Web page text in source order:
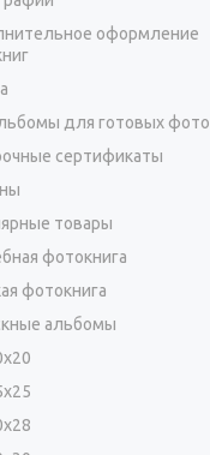
оформление
для готовых фото
сертификаты
товары
фотокнига
фотокнига
альбомы